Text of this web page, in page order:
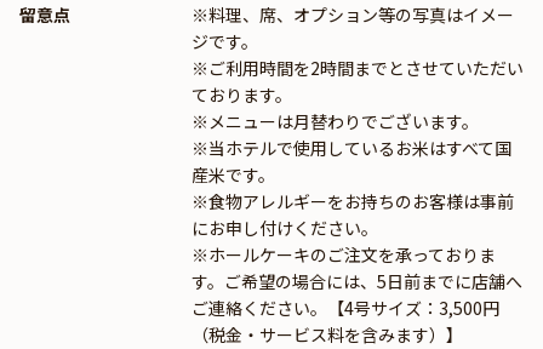
留意点
※料理、席、オプション等の写真はイメー
ジです。
※ご利用時間を2時間までとさせていただい
ております。
※メニューは月替わりでございます。
※当ホテルで使用しているお米はすべて国
産米です。
※食物アレルギーをお持ちのお客様は事前
にお申し付けください。
※ホールケーキのご注文を承っておりま
す。ご希望の場合には、5日前までに店舗へ
ご連絡ください。【4号サイズ：3,500円
（税金・サービス料を含みます）】